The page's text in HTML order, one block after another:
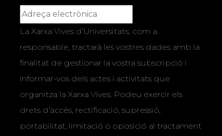
La Xarxa Vives d’Universitats, com a
responsable, tractarà les vostres dades amb la
finalitat de gestionar la vostra subscripció i
informar-vos dels actes i activitats que
organitza la Xarxa Vives. Podeu exercir els
drets d’accés, rectificació, supressió,
portabilitat, limitació o oposició al tractament